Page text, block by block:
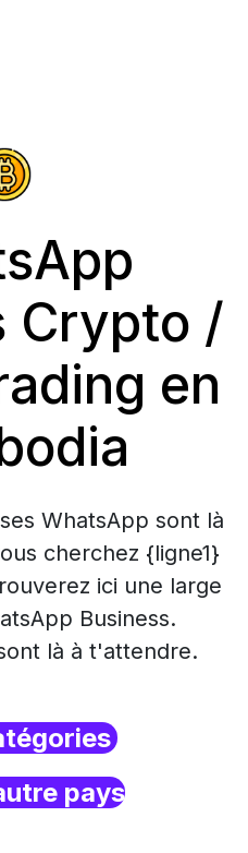
Crypto /
en
WhatsApp sont là
cherchez {ligne1}
ici une large
Business.
là à t'attendre.
pays